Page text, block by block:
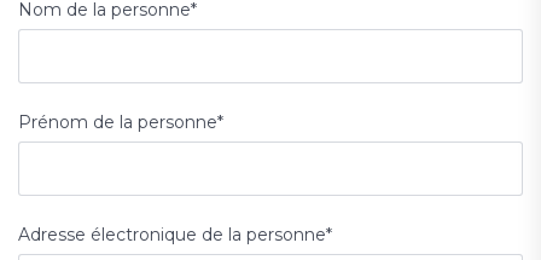
Nom de la personne*
Prénom de la personne*
Adresse électronique de la personne*